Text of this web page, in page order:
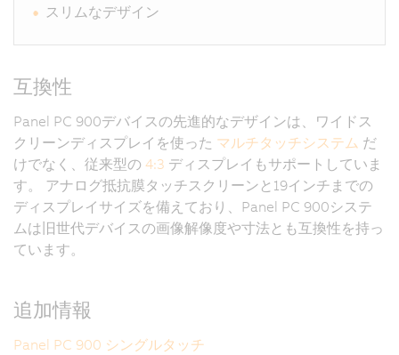
スリムなデザイン
互換性
Panel PC 900デバイスの先進的なデザインは、ワイドス
クリーンディスプレイを使った マルチタッチシステム だ
けでなく、従来型の 4:3 ディスプレイもサポートしていま
す。 アナログ抵抗膜タッチスクリーンと19インチまでの
ディスプレイサイズを備えており、Panel PC 900システ
ムは旧世代デバイスの画像解像度や寸法とも互換性を持っ
ています。
追加情報
Panel PC 900 シングルタッチ